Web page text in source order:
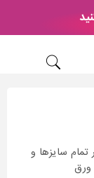
تمام سایزها و
ورق